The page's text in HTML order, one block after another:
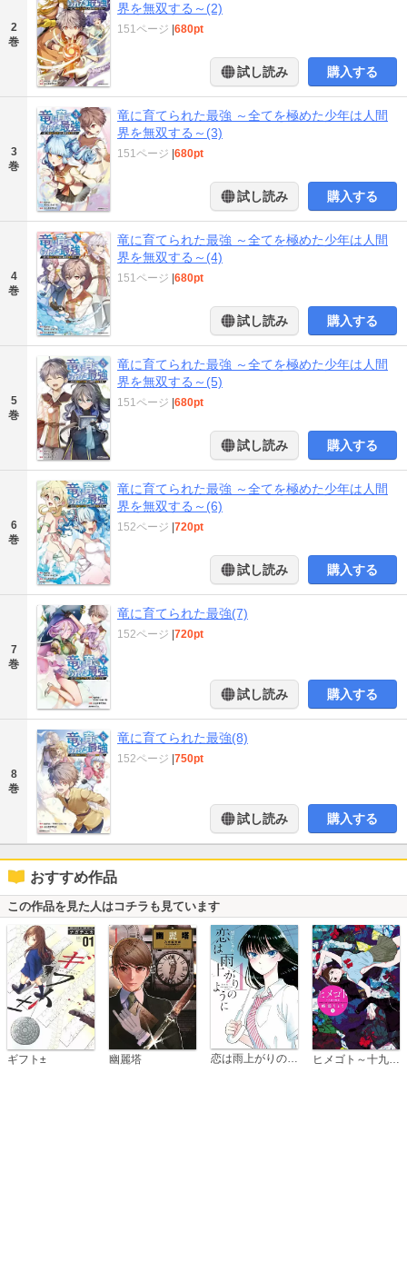
2
巻
界を無双する～(2)
151ページ 680pt
試し読み 購入する
3
巻
竜に育てられた最強 ～全てを極めた少年は人間
界を無双する～(3)
151ページ 680pt
試し読み 購入する
4
巻
竜に育てられた最強 ～全てを極めた少年は人間
界を無双する～(4)
151ページ 680pt
試し読み 購入する
5
巻
竜に育てられた最強 ～全てを極めた少年は人間
界を無双する～(5)
151ページ 680pt
試し読み 購入する
6
巻
竜に育てられた最強 ～全てを極めた少年は人間
界を無双する～(6)
152ページ 720pt
試し読み 購入する
7
巻
竜に育てられた最強(7)
152ページ 720pt
試し読み 購入する
8
巻
竜に育てられた最強(8)
152ページ 750pt
試し読み 購入する
おすすめ作品
この作品を見た人はコチラも見ています
ギフト± 幽麗塔 恋は雨上がりのように